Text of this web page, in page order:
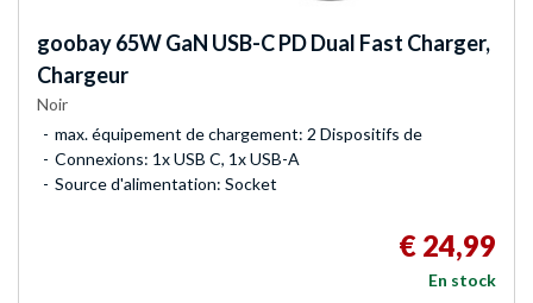
goobay65W GaN USB-C PD Dual Fast Charger,
Chargeur
Noir
max. équipement de chargement: 2 Dispositifs de
Connexions: 1x USB C, 1x USB-A
Source d'alimentation: Socket
€ 24,99
En stock